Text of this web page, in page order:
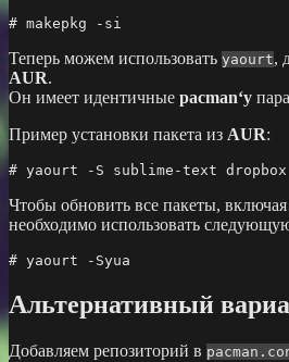
# makepkg -si
Теперь можем использовать yaourt,
AUR.
Он имеет идентичные pacman‘у
Пример установки пакета из AUR:
# yaourt -S sublime-text dropbox
Чтобы обновить все пакеты,
необходимо использовать
# yaourt -Syua
Альтернативный
Добавляем репозиторий в